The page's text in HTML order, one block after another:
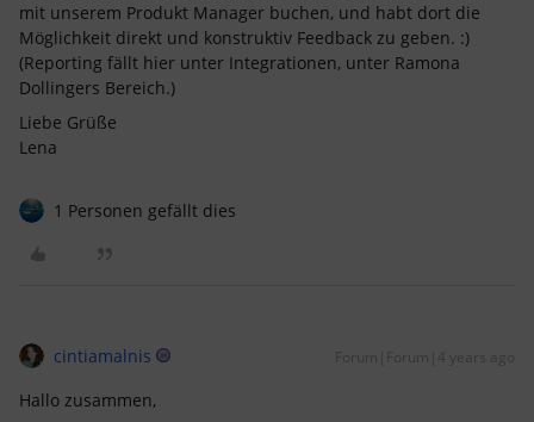
mit unserem Produkt Manager buchen, und habt dort die
Möglichkeit direkt und konstruktiv Feedback zu geben. :)
(Reporting fällt hier unter Integrationen, unter Ramona
Dollingers Bereich.)
Liebe Grüße
Lena
1 Personen gefällt dies
cintiamalnis Forum|Forum|4 years ago
Hallo zusammen,